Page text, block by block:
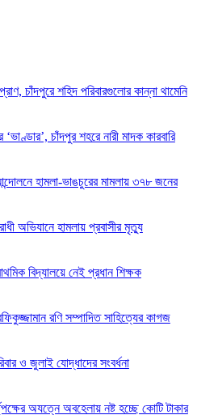
চাঁদপুরে শহিদ পরিবারগুলোর কান্না থামেনি
‘ভাণ্ডার’, চাঁদপুর শহরে নারী মাদক কারবারি
হামলা-ভাঙচুরের মামলায় ৩৭৮ জনের
অভিযানে হামলায় প্রবাসীর মৃত্যু
বিদ্যালয়ে নেই প্রধান শিক্ষক
রণি সম্পাদিত সাহিত্যের কাগজ
ও জুলাই যোদ্ধাদের সংবর্ধনা
অযত্নে অবহেলায় নষ্ট হচ্ছে কোটি টাকার